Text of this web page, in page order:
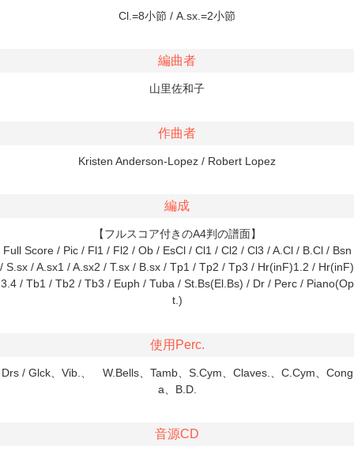
Cl.=8小節 / A.sx.=2小節
編曲者
山里佐和子
作曲者
Kristen Anderson-Lopez / Robert Lopez
編成
【フルスコア付きのA4判の譜面】
Full Score / Pic / Fl1 / Fl2 / Ob / EsCl / Cl1 / Cl2 / Cl3 / A.Cl / B.Cl / Bsn
/ S.sx / A.sx1 / A.sx2 / T.sx / B.sx / Tp1 / Tp2 / Tp3 / Hr(inF)1.2 / Hr(inF)
3.4 / Tb1 / Tb2 / Tb3 / Euph / Tuba / St.Bs(El.Bs) / Dr / Perc / Piano(Op
t.)
使用Perc.
Drs / Glck、Vib.、 W.Bells、Tamb、S.Cym、Claves.、C.Cym、Cong
a、B.D.
音源CD